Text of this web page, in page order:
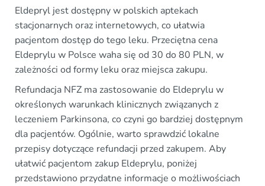
Eldepryl jest dostępny w polskich aptekach
stacjonarnych oraz internetowych, co ułatwia
pacjentom dostęp do tego leku. Przeciętna cena
Eldeprylu w Polsce waha się od 30 do 80 PLN, w
zależności od formy leku oraz miejsca zakupu.
Refundacja NFZ ma zastosowanie do Eldeprylu w
określonych warunkach klinicznych związanych z
leczeniem Parkinsona, co czyni go bardziej dostępnym
dla pacjentów. Ogólnie, warto sprawdzić lokalne
przepisy dotyczące refundacji przed zakupem. Aby
ułatwić pacjentom zakup Eldeprylu, poniżej
przedstawiono przydatne informacje o możliwościach